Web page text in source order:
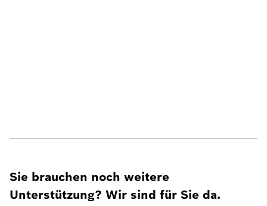
Sie brauchen noch weitere
Unterstützung? Wir sind für Sie da.